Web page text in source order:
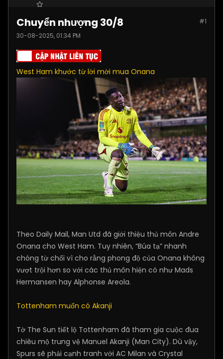
Posts: 4305 #1
Chuyển nhượng 30/8
30-08-2025, 01:34 PM
West Ham khước từ lời mời mua Onana
Theo Daily Mail, Man Utd đã giới thiệu thủ môn Andre
Onana cho West Ham. Tuy nhiên, “Búa tạ” nhanh
chóng từ chối vì cho rằng phong độ của Onana không
vượt trội hơn so với các thủ môn hiện có như Mads
Hermansen hay Alphonse Areola.
Tottenham muốn có Akanji
Tờ The Sun tiết lộ Tottenham đã tham gia cuộc đua
chiêu mộ trung vệ Manuel Akanji (Man City). Dù vậy,
Spurs sẽ phải cạnh tranh với AC Milan và Crystal